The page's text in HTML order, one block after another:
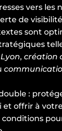
vers les
de
sont
, création
:
et offrir à
conditions